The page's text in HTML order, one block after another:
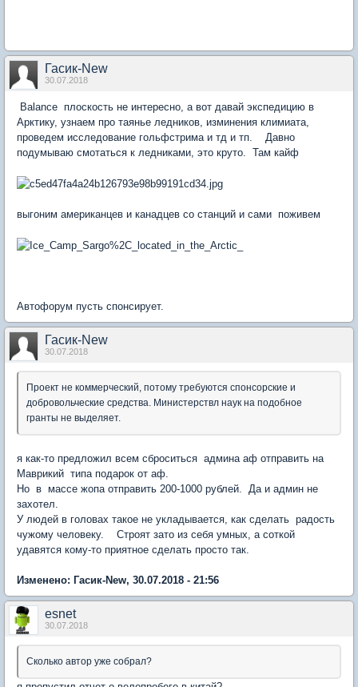
Гасик-New
30.07.2018
Balance плоскость не интересно, а вот давай экспедицию в
Арктику, узнаем про таянье ледников, изминения климиата,
проведем исследование гольфстрима и тд и тп. Давно
подумываю смотаться к ледниками, это круто. Там кайф
выгоним американцев и канадцев со станций и сами поживем
Автофорум пусть спонсирует.
Гасик-New
30.07.2018
Проект не коммерческий, потому требуются спонсорские и
добровольческие средства. Министерствл наук на подобное
гранты не выделяет.
я как-то предложил всем сброситься админа аф отправить на
Маврикий типа подарок от аф.
Но в массе жопа отправить 200-1000 рублей. Да и админ не
захотел.
У людей в головах такое не укладывается, как сделать радость
чужому человеку. Строят зато из себя умных, а соткой
удавятся кому-то приятное сделать просто так.
Изменено: Гасик-New, 30.07.2018 - 21:56
esnet
30.07.2018
Сколько автор уже собрал?